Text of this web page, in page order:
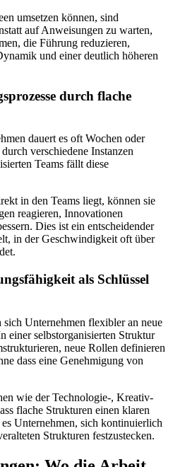
umsetzen können, sind
auf Anweisungen zu warten,
die Führung reduzieren,
und einer deutlich höheren
durch flache
dauert es oft Wochen oder
verschiedene Instanzen
Teams fällt diese
in den Teams liegt, können sie
reagieren, Innovationen
Dies ist ein entscheidender
in der Geschwindigkeit oft über
als Schlüssel
Unternehmen flexibler an neue
einer selbstorganisierten Struktur
neue Rollen definieren
dass eine Genehmigung von
wie der Technologie-, Kreativ-
flache Strukturen einen klaren
Unternehmen, sich kontinuierlich
Strukturen festzustecken.